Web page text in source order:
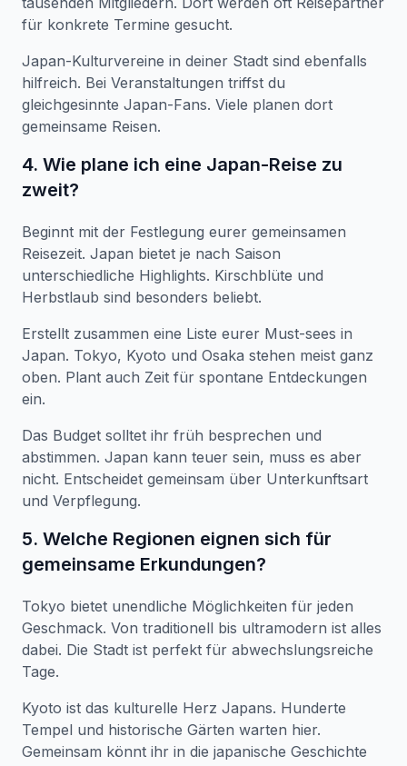
für konkrete Termine gesucht.
Japan-Kulturvereine in deiner Stadt sind ebenfalls
hilfreich. Bei Veranstaltungen triffst du
gleichgesinnte Japan-Fans. Viele planen dort
gemeinsame Reisen.
4. Wie plane ich eine Japan-Reise zu
zweit?
Beginnt mit der Festlegung eurer gemeinsamen
Reisezeit. Japan bietet je nach Saison
unterschiedliche Highlights. Kirschblüte und
Herbstlaub sind besonders beliebt.
Erstellt zusammen eine Liste eurer Must-sees in
Japan. Tokyo, Kyoto und Osaka stehen meist ganz
oben. Plant auch Zeit für spontane Entdeckungen
ein.
Das Budget solltet ihr früh besprechen und
abstimmen. Japan kann teuer sein, muss es aber
nicht. Entscheidet gemeinsam über Unterkunftsart
und Verpflegung.
5. Welche Regionen eignen sich für
gemeinsame Erkundungen?
Tokyo bietet unendliche Möglichkeiten für jeden
Geschmack. Von traditionell bis ultramodern ist alles
dabei. Die Stadt ist perfekt für abwechslungsreiche
Tage.
Kyoto ist das kulturelle Herz Japans. Hunderte
Tempel und historische Gärten warten hier.
Gemeinsam könnt ihr in die japanische Geschichte